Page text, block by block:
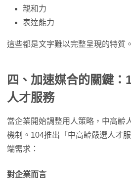
親和力
表達能力
這些都是文字難以完整呈現的特質。
四、加速媒合的關鍵：
人才服務
當企業開始調整用人策略，中高齡
機制。104推出「中高齡嚴選人才
端需求：
對企業而言